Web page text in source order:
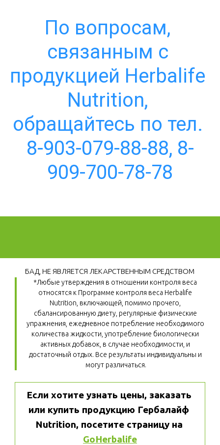
По вопросам,
связанным с
продукцией Herbalife
Nutrition,
обращайтесь по тел.
8-903-079-88-88, 8-
909-700-78-78
БАД, НЕ ЯВЛЯЕТСЯ ЛЕКАРСТВЕННЫМ СРЕДСТВОМ
*Любые утверждения в отношении контроля веса
относятся к Программе контроля веса Herbalife
Nutrition, включающей, помимо прочего,
сбалансированную диету, регулярные физические
упражнения, ежедневное потребление необходимого
количества жидкости, употребление биологически
активных добавок, в случае необходимости, и
достаточный отдых. Все результаты индивидуальны и
могут различаться.
Если хотите узнать цены, заказать
или купить продукцию Гербалайф
GoHerbalife